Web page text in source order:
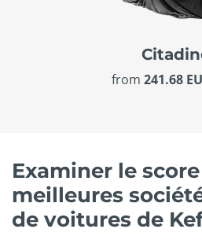
from 241.68
Examiner le
meilleures
de voitures de